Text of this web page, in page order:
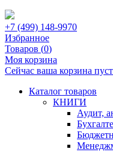
+7 (499) 148-9970
Избранное
Товаров (0)
Моя корзина
Сейчас ваша корзина
Каталог товаров
КНИГИ
Аудит,